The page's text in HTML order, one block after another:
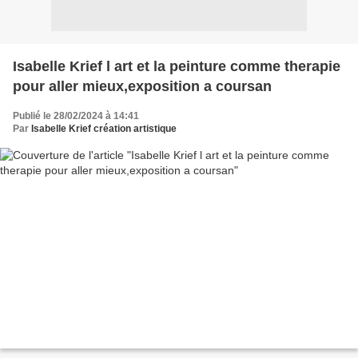
Isabelle Krief l art et la peinture comme therapie
pour aller mieux,exposition a coursan
Publié le 28/02/2024 à 14:41
Par Isabelle Krief création artistique